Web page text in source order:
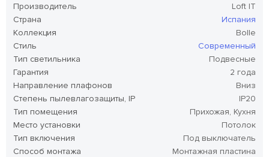
Производитель
Loft IT
Страна
Испания
Коллекция
Bolle
Стиль
Современный
Тип светильника
Подвесные
Гарантия
2 года
Направление плафонов
Вниз
Степень пылевлагозащиты, IP
IP20
Тип помещения
Прихожая, Кухня
Место установки
Потолок
Тип включения
Под выключатель
Способ монтажа
Монтажная пластина